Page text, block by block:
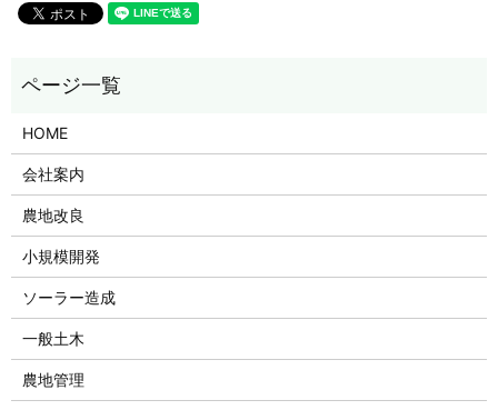
HOME
会社案内
農地改良
小規模開発
ソーラー造成
一般土木
農地管理